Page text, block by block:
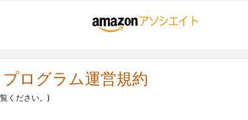
ログラム運営規約
ください。)